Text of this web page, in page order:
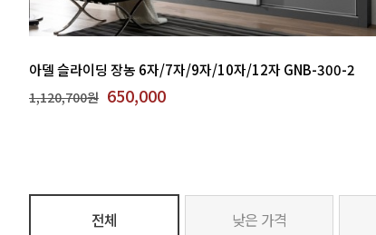
아델 슬라이딩 장농 6자/7자/9자/10자/12자 GNB-300-2
1,120,700원 650,000
전체 낮은 가격